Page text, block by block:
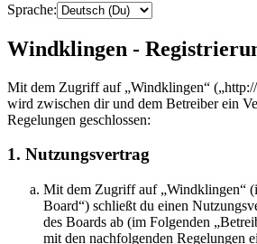
Sprache:
Windklingen -
Mit dem Zugriff auf „Windklingen“
wird zwischen dir und dem Betreiber ein
Regelungen geschlossen:
1. Nutzungsvertrag
Mit dem Zugriff auf „Windklingen“
Board“) schließt du einen
des Boards ab (im Folgenden
mit den nachfolgenden Regelungen